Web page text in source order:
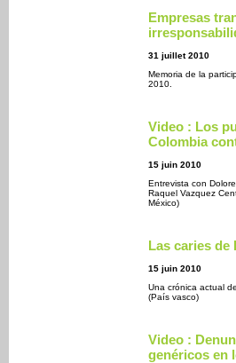
Empresas
31 juillet 2010
Memoria de la
2010.
Video : Los
Colombia
15 juin 2010
Entrevista con
Raquel Vazquez
México)
Las caries de
15 juin 2010
Una crónica actual
(País vasco)
Video :
genéricos en